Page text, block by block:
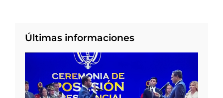
Últimas informaciones